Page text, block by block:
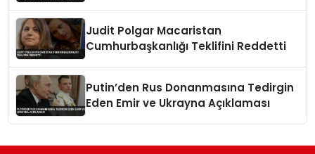
Judit Polgar Macaristan
Cumhurbaşkanlığı Teklifini Reddetti
Putin’den Rus Donanmasına Tedirgin
Eden Emir ve Ukrayna Açıklaması